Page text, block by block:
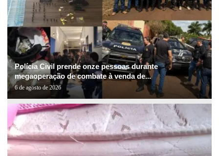
Polícia Civil prende onze pessoas durante
megaoperação de combate à venda de...
6 de agosto de 2026